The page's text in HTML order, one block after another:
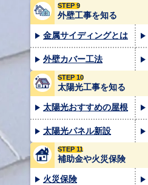
STEP 9
外壁工事を知る
金属サイディングとは
外壁カバー工法
STEP 10
太陽光工事を知る
太陽光おすすめの屋根
太陽光パネル新設
STEP 11
補助金や火災保険
火災保険